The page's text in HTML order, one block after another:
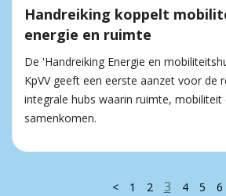
Handreiking koppelt
energie en ruimte
De 'Handreiking Energie en
KpVV geeft een eerste aanzet voor de
integrale hubs waarin ruimte, mobiliteit
samenkomen.
< 1 2 3 4 5 6